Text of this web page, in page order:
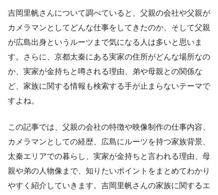
吉岡里帆さんについて調べていると、父親の会社や父親が
カメラマンとしてどんな仕事をしてきたのか、そして父親
が広島出身というルーツまで気になる人は多いと思いま
す。さらに、京都太秦にある実家の住所がどんな場所なの
か、実家が金持ちと噂される理由、弟や母親との関係な
ど、家族に関する情報も検索する手が止まらないテーマで
すよね。
この記事では、父親の会社の特徴や映像制作の仕事内容、
カメラマンとしての経歴、広島にルーツを持つ家族背景、
太秦エリアでの暮らし、実家が金持ちと言われる理由、母
親や弟の人物像まで、知りたいポイントをまとめてわかり
やすく紹介していきます。吉岡里帆さんの家族に関するエ